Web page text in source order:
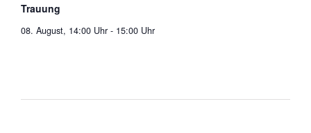
Trauung
08. August, 14:00 Uhr - 15:00 Uhr